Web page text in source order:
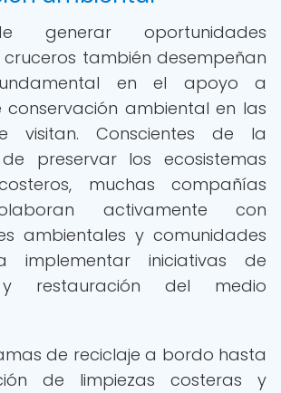
generar oportunidades
cruceros también desempeñan
en el apoyo a
ambiental en las
visitan. Conscientes de la
preservar los ecosistemas
muchas compañías
activamente con
ambientales y comunidades
implementar iniciativas de
y restauración del medio
de reciclaje a bordo hasta
de limpiezas costeras y